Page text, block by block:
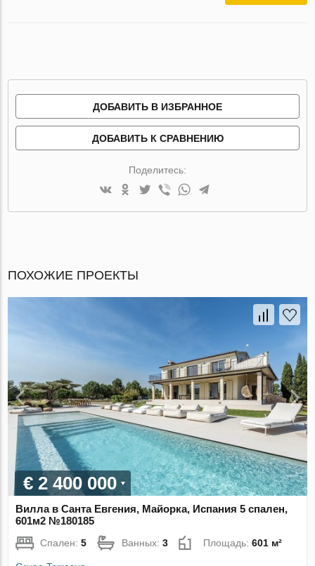
ДОБАВИТЬ В ИЗБРАННОЕ
ДОБАВИТЬ К СРАВНЕНИЮ
Поделитесь:
ПОХОЖИЕ ПРОЕКТЫ
€ 2 400 000
Вилла в Санта Евгения, Майорка, Испания 5 спален,
601м2 №180185
Спален:5 Ванных:3 Площадь:601 м²